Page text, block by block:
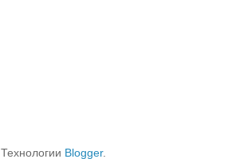
Технологии Blogger.